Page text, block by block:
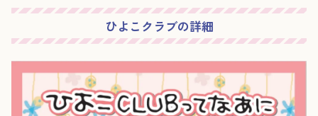
ひよこクラブの詳細